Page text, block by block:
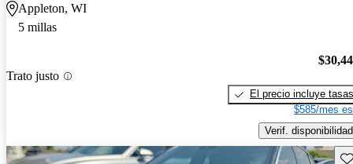
Appleton, WI
5 millas
Trato justo
El precio incluye tasas
$585/mes
Verif. disponibilidad